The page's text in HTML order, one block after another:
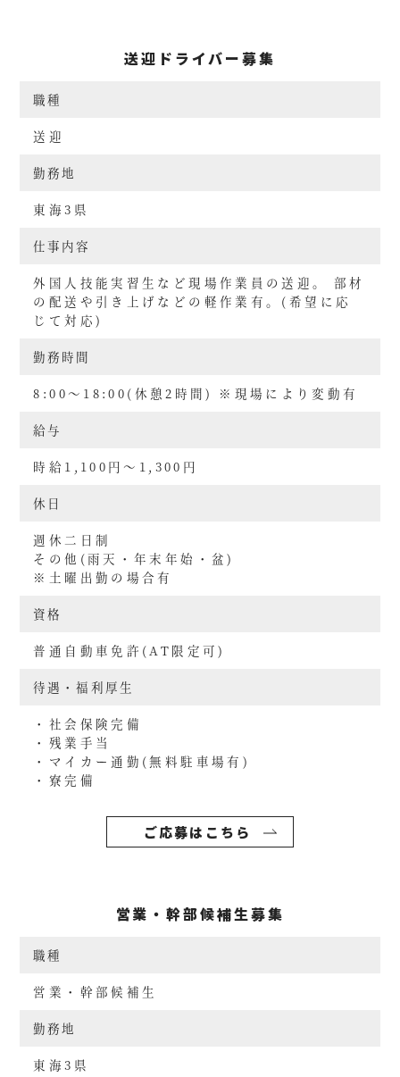
送迎ドライバー募集
職種
送迎
勤務地
東海3県
仕事内容
外国人技能実習生など現場作業員の送迎。 部材
の配送や引き上げなどの軽作業有。(希望に応
じて対応)
勤務時間
8:00～18:00(休憩2時間) ※現場により変動有
給与
時給1,100円～1,300円
休日
週休二日制
その他(雨天・年末年始・盆)
※土曜出勤の場合有
資格
普通自動車免許(AT限定可)
待遇・福利厚生
・社会保険完備
・残業手当
・マイカー通勤(無料駐車場有)
・寮完備
ご応募はこちら
営業・幹部候補生募集
職種
営業・幹部候補生
勤務地
東海3県